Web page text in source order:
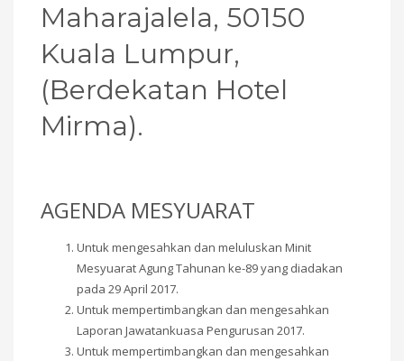
Maharajalela, 50150
Kuala Lumpur,
(Berdekatan Hotel
Mirma).
AGENDA MESYUARAT
Untuk mengesahkan dan meluluskan Minit
Mesyuarat Agung Tahunan ke-89 yang diadakan
pada 29 April 2017.
Untuk mempertimbangkan dan mengesahkan
Laporan Jawatankuasa Pengurusan 2017.
Untuk mempertimbangkan dan mengesahkan